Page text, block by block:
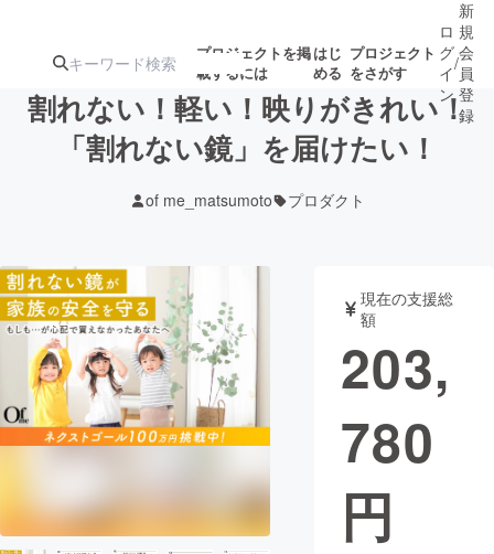
プロジェクトを掲
載するには
はじ
める
プロジェクト
をさがす
ターン
ジェクト
募集終了が近いプ
ロジェクト
アート・写真 音楽
テクノロジー・ガジェット ゲーム・サ
映像・映画
まちづくり・地域活性化
ロ
グ
イ
ン
/
新
規
会
員
登
録
割れない！軽い！映りがきれい！
「割れない鏡」を届けたい！
of me_matsumoto プロダクト
現在の支援総
額
203,
780
円